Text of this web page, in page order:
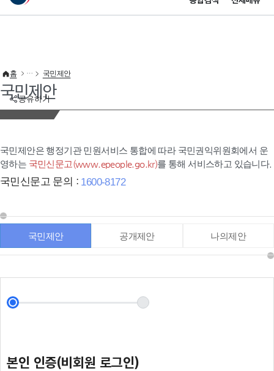
이 누리집은 대한민국 공식 전자정부 누리집입니다.
공유하기
홈 국민제안
국민제안
국민제안은 행정기관 민원서비스 통합에 따라 국민권익위원회에서 운
영하는 국민신문고(www.epeople.go.kr)를 통해 서비스하고 있습니다.
국민신문고 문의 : 1600-8172
국민제안 공개제안 나의제안